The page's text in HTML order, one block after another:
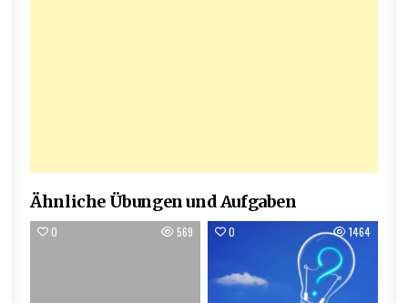
Ähnliche Übungen und Aufgaben
0 569 0 1464